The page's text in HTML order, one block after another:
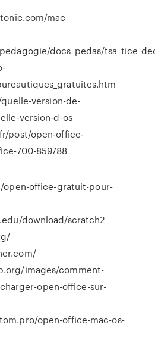
mac
docs_pedas/
version-de-
version-d-os
post/open-office-
700-859788
office-gratuit-pour-
download/scratch2
images/comment-
open-office-sur-
open-office-mac-os-